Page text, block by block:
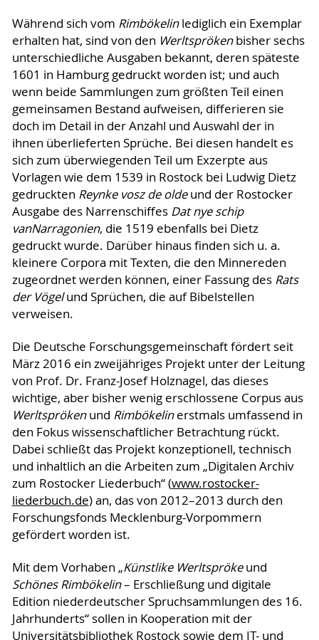
Während sich vom Rimbökelinlediglich ein Exemplar
erhalten hat, sind von den Werltsprökenbisher sechs
unterschiedliche Ausgaben bekannt, deren späteste
1601 in Hamburg gedruckt worden ist; und auch
wenn beide Sammlungen zum größten Teil einen
gemeinsamen Bestand aufweisen, differieren sie
doch im Detail in der Anzahl und Auswahl der in
ihnen überlieferten Sprüche. Bei diesen handelt es
sich zum überwiegenden Teil um Exzerpte aus
Vorlagen wie dem 1539 in Rostock bei Ludwig Dietz
gedruckten Reynke vosz de oldeund der Rostocker
Ausgabe des Narrenschiffes Dat nye schip
vanNarragonien, die 1519 ebenfalls bei Dietz
gedruckt wurde. Darüber hinaus finden sich u. a.
kleinere Corpora mit Texten, die den Minnereden
zugeordnet werden können, einer Fassung des Rats
der Vögelund Sprüchen, die auf Bibelstellen
verweisen.
Die Deutsche Forschungsgemeinschaft fördert seit
März 2016 ein zweijähriges Projekt unter der Leitung
von Prof. Dr. Franz-Josef Holznagel, das dieses
wichtige, aber bisher wenig erschlossene Corpus aus
Werltsprökenund Rimbökelinerstmals umfassend in
den Fokus wissenschaftlicher Betrachtung rückt.
Dabei schließt das Projekt konzeptionell, technisch
und inhaltlich an die Arbeiten zum „Digitalen Archiv
zum Rostocker Liederbuch“ (www.rostocker-
liederbuch.de) an, das von 2012–2013 durch den
Forschungsfonds Mecklenburg-Vorpommern
gefördert worden ist.
Mit dem Vorhaben „Künstlike Werltsprökeund
Schönes Rimbökelin– Erschließung und digitale
Edition niederdeutscher Spruchsammlungen des 16.
Jahrhunderts“ sollen in Kooperation mit der
Universitätsbibliothek Rostock sowie dem IT- und